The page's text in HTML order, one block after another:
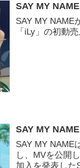
SAY MY
SAY MY NAME
「iLy」の初動
SAY MY
SAY MY NAME
し、MVを公開
加入を発表した